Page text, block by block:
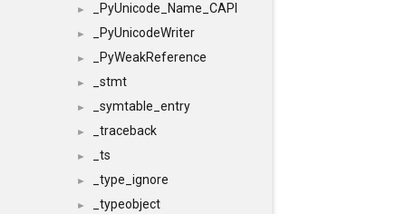
► _PyUnicode_Name_CAPI
► _PyUnicodeWriter
► _PyWeakReference
► _stmt
► _symtable_entry
► _traceback
► _ts
► _type_ignore
► _typeobject